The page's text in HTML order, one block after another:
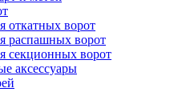
откатных ворот
распашных ворот
секционных ворот
аксессуары